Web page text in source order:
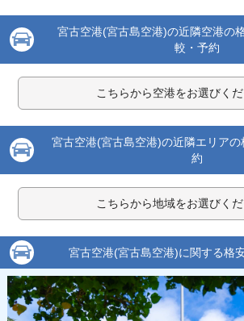
宮古空港(宮古島空港)の近隣空港の
較・予約
こちらから空港をお選びく
宮古空港(宮古島空港)の近隣エリア
約
こちらから地域をお選びく
宮古空港(宮古島空港)に関する格